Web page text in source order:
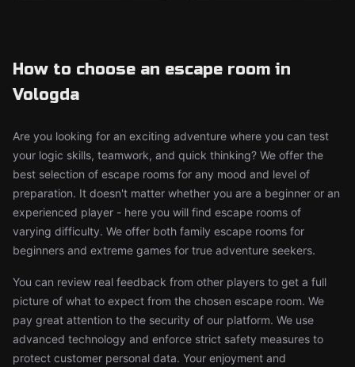
How to choose an escape room in
Vologda
Are you looking for an exciting adventure where you can test
your logic skills, teamwork, and quick thinking? We offer the
best selection of escape rooms for any mood and level of
preparation. It doesn't matter whether you are a beginner or an
experienced player - here you will find escape rooms of
varying difficulty. We offer both family escape rooms for
beginners and extreme games for true adventure seekers.
You can review real feedback from other players to get a full
picture of what to expect from the chosen escape room. We
pay great attention to the security of our platform. We use
advanced technology and enforce strict safety measures to
protect customer personal data. Your enjoyment and